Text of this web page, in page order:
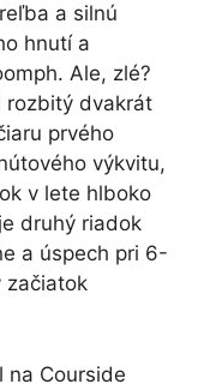
a silnú
hnutí a
Ale, zlé?
rozbitý dvakrát
prvého
výkvitu,
v lete hlboko
druhý riadok
a úspech pri 6-
začiatok
na Courside